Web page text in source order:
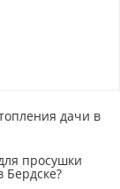
дачи в
просушки
Бердске?